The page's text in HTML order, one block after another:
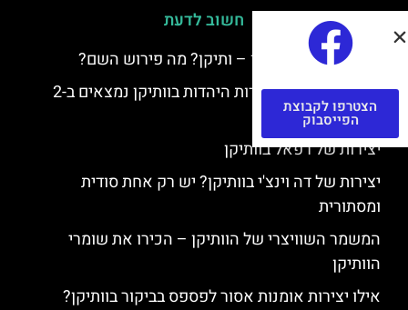
חשוב לדעת
למה קוראים לוותיקן – ותיקן? מה פירוש השם?
כתב יד ותיקן – אוצרות היהדות בוותיקן נמצאים ב-2
כתבי יד עתיקים
יצירות של רפאל בוותיקן
יצירות של דה וינצ'י בוותיקן? יש רק אחת סודית
ומסתורית
המשמר השוויצרי של הוותיקן – הכירו את שומרי
הוותיקן
אילו יצירות אומנות אסור לפספס בביקור בוותיקן?
הצטרפו לקבוצת
הפייסבוק